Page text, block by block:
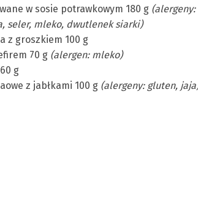
w sosie potrawkowym 180 g (alergeny:
seler, mleko, dwutlenek siarki)
z groszkiem 100 g
70 g (alergen: mleko)
g
z jabłkami 100 g (alergeny: gluten,